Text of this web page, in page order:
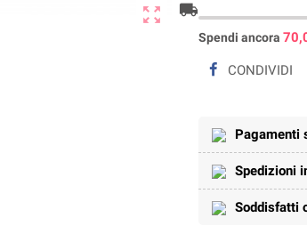
zoom_out_map local_shipping
Spendi ancora
CONDIVIDI
Pagamenti
Spedizioni
Soddisfatti